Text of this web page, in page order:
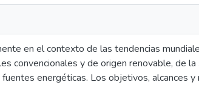
en el contexto de las tendencias
convencionales y de origen renovable, de
energéticas. Los objetivos, alcances